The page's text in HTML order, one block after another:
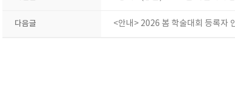
다음글 <안내> 2026 봄 학술대회 등록자